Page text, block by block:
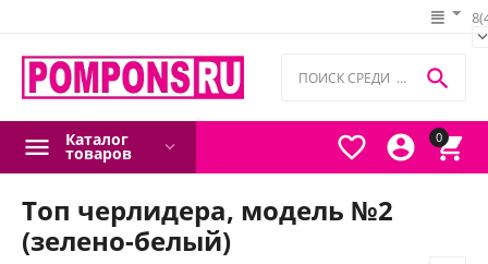
0




Каталог
товаров
Топ черлидера, модель №2
(зелено-белый)